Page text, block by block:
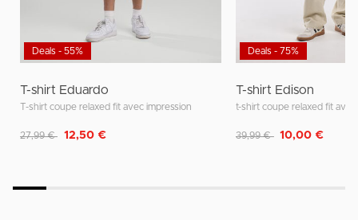
Deals - 55%
T-shirt Eduardo
T-shirt coupe relaxed fit avec impression
Remise de
27,99 € 12,50 €
Deals - 75%
T-shirt Edison
Remise de
39,99 € 10,00 €